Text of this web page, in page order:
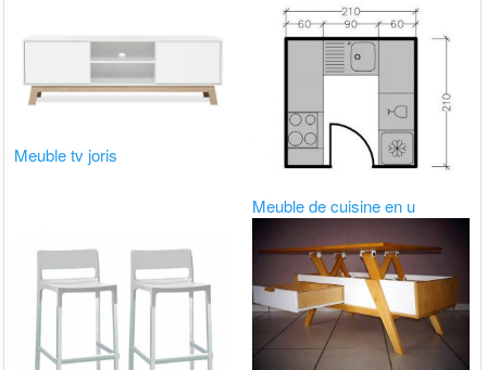
Meuble tv joris
Meuble de cuisine en u